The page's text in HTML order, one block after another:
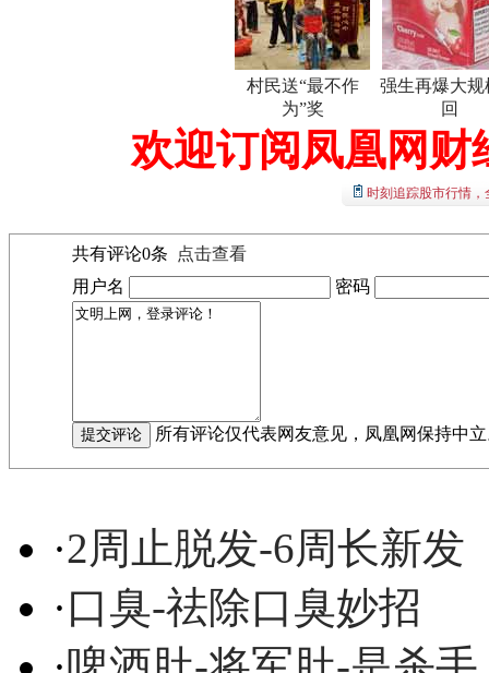
村民送“最不作
为”奖
强生再爆大规
回
欢迎订阅凤凰网财
时刻追踪股市行情
共有评论0条
点击查看
用户名
密码
所有评论仅代表网友意见，凤凰网保持中
·2周止脱发-6周长新发
·口臭-祛除口臭妙招